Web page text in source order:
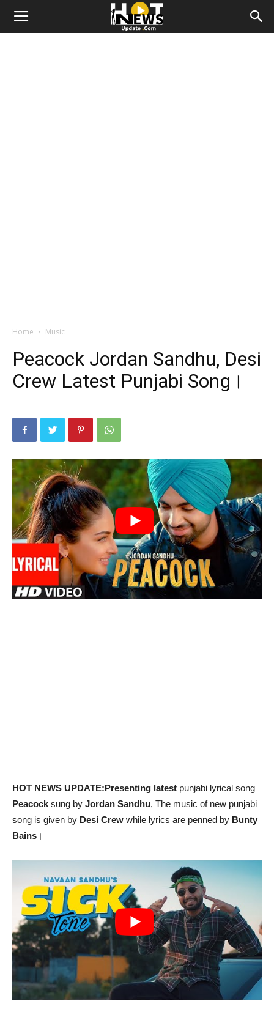
Home Music
Peacock Jordan Sandhu, Desi
Crew Latest Punjabi Song।
HOT NEWS UPDATE:Presenting latest punjabi lyrical song
Peacock sung by Jordan Sandhu, The music of new punjabi
song is given by Desi Crew while lyrics are penned by Bunty
Bains ।